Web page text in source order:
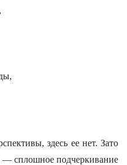
здесь ее нет. Зато
— сплошное подчеркивание